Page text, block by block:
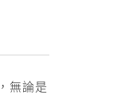
無論是